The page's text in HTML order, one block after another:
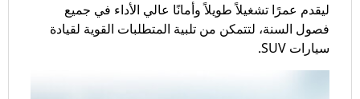
ليقدم عمرًا تشغيلاً طويلاً وأمانًا عالي الأداء في جميع
فصول السنة، لتتمكن من تلبية المتطلبات القوية لقيادة
سيارات SUV.